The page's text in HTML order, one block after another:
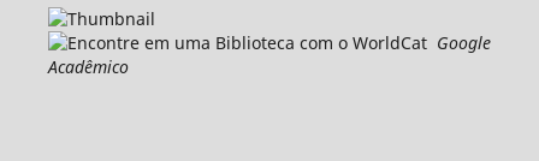
Google
Acadêmico